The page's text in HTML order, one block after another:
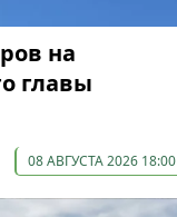
на
главы
08 АВГУСТА 2026 18:00